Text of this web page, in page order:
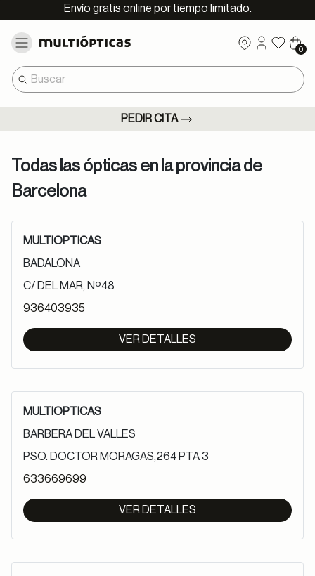
Envío gratis online por tiempo limitado.
0
PEDIR CITA
Todas las ópticas en la provincia de
Barcelona
MULTIOPTICAS
BADALONA
C/ DEL MAR, Nº48
936403935
VER DETALLES
MULTIOPTICAS
BARBERA DEL VALLES
PSO. DOCTOR MORAGAS,264 PTA 3
633669699
VER DETALLES